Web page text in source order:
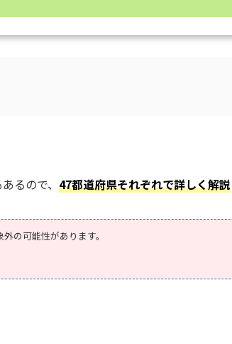
るので、 47都道府県それぞれで詳しく解説
の可能性があります。